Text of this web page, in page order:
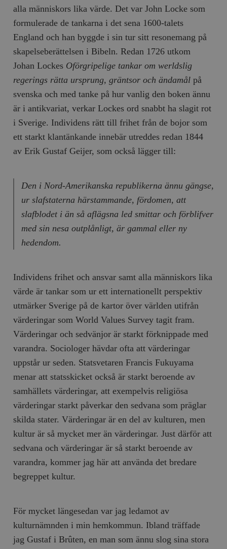
alla människors lika värde. Det var John Locke som
formulerade de tankarna i det sena 1600-talets
England och han byggde i sin tur sitt resonemang på
skapelseberättelsen i Bibeln. Redan 1726 utkom
Johan Lockes Oförgripelige tankar om werldslig
regerings rätta ursprung, gräntsor och ändamål på
svenska och med tanke på hur vanlig den boken ännu
är i antikvariat, verkar Lockes ord snabbt ha slagit rot
i Sverige. Individens rätt till frihet från de bojor som
ett starkt klantänkande innebär utreddes redan 1844
av Erik Gustaf Geijer, som också lägger till:
Den i Nord-Amerikanska republikerna ännu gängse,
ur slafstaterna härstammande, fördomen, att
slafblodet i än så aflägsna led smittar och förblifver
med sin nesa outplånligt, är gammal eller ny
hedendom.
Individens frihet och ansvar samt alla människors lika
värde är tankar som ur ett internationellt perspektiv
utmärker Sverige på de kartor över världen utifrån
värderingar som World Values Survey tagit fram.
Värderingar och sedvänjor är starkt förknippade med
varandra. Sociologer hävdar ofta att värderingar
uppstår ur seden. Statsvetaren Francis Fukuyama
menar att statsskicket också är starkt beroende av
samhällets värderingar, att exempelvis religiösa
värderingar starkt påverkar den sedvana som präglar
skilda stater. Värderingar är en del av kulturen, men
kultur är så mycket mer än värderingar. Just därför att
sedvana och värderingar är så starkt beroende av
varandra, kommer jag här att använda det bredare
begreppet kultur.
För mycket längesedan var jag ledamot av
kulturnämnden i min hemkommun. Ibland träffade
jag Gustaf i Brûten, en man som ännu slog sina stora